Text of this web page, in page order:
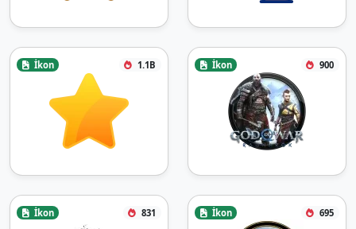
İkon 1.1B İkon 900
İkon 831 İkon 695